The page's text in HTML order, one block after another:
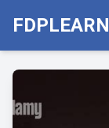
FDPLEARN